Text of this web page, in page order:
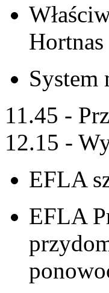
Hortnas
System
11.45 -
12.15 -
EFLA
EFLA